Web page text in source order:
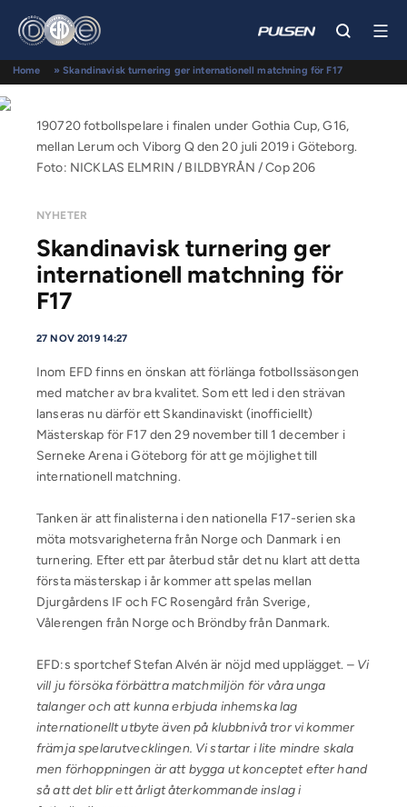
Home »Skandinavisk turnering ger internationell matchning för F17
190720 fotbollspelare i finalen under Gothia Cup, G16,
mellan Lerum och Viborg Q den 20 juli 2019 i Göteborg.
Foto: NICKLAS ELMRIN / BILDBYRÅN / Cop 206
NYHETER
Skandinavisk turnering ger
internationell matchning för
F17
27 NOV 2019 14:27
Inom EFD finns en önskan att förlänga fotbollssäsongen
med matcher av bra kvalitet. Som ett led i den strävan
lanseras nu därför ett Skandinaviskt (inofficiellt)
Mästerskap för F17 den 29 november till 1 december i
Serneke Arena i Göteborg för att ge möjlighet till
internationell matchning.
Tanken är att finalisterna i den nationella F17-serien ska
möta motsvarigheterna från Norge och Danmark i en
turnering. Efter ett par återbud står det nu klart att detta
första mästerskap i år kommer att spelas mellan
Djurgårdens IF och FC Rosengård från Sverige,
Vålerengen från Norge och Bröndby från Danmark.
EFD:s sportchef Stefan Alvén är nöjd med upplägget. – Vi
vill ju försöka förbättra matchmiljön för våra unga
talanger och att kunna erbjuda inhemska lag
internationellt utbyte även på klubbnivå tror vi kommer
främja spelarutvecklingen. Vi startar i lite mindre skala
men förhoppningen är att bygga ut konceptet efter hand
så att det blir ett årligt återkommande inslag i